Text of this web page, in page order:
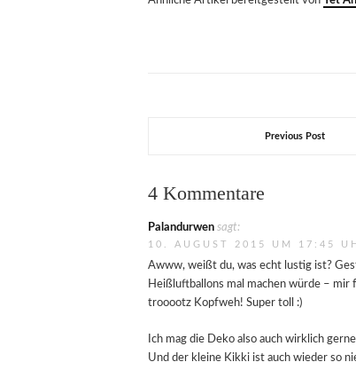
Previous Post
4 Kommentare
Palandurwen sagt:
10. AUGUST 2015 UM 17:45
Awww, weißt du, was echt lustig ist?
Heißluftballons mal machen würde – mir
trooootz Kopfweh! Super toll :)
Ich mag die Deko also auch wirklich
Und der kleine Kikki ist auch wieder so